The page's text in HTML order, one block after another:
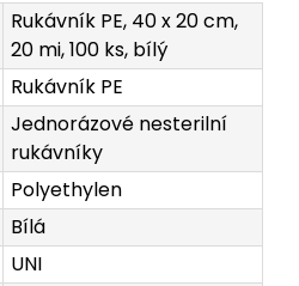
Rukávník PE, 40 x 20 cm,
20 mi, 100 ks, bílý
Rukávník PE
Jednorázové nesterilní
rukávníky
Polyethylen
Bílá
UNI